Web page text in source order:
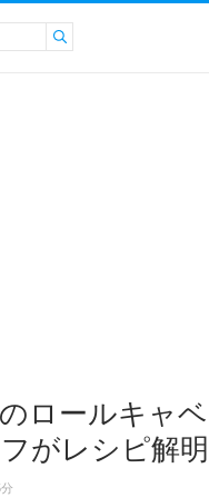
のロールキャ
がレシピ解明